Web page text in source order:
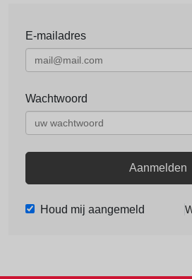
E-mailadres
Wachtwoord
Aanmelden
Houd mij aangemeld